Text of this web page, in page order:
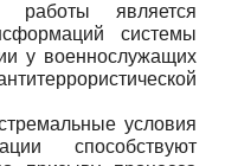
работы является
системы
у военнослужащих
условия
способствуют